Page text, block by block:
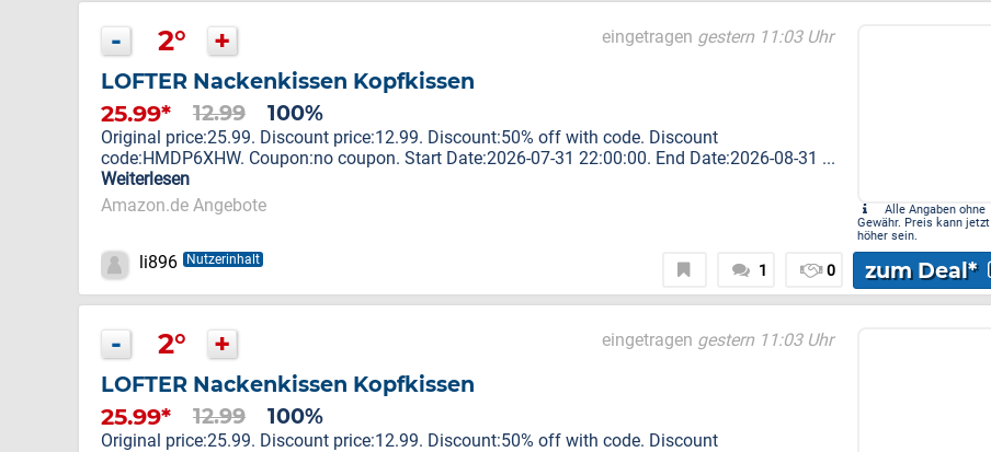
- 2° + eingetragen gestern 11:03 Uhr
LOFTER Nackenkissen Kopfkissen
25.99* 12.99 100%
Original price:25.99. Discount price:12.99. Discount:50% off with code. Discount
code:HMDP6XHW. Coupon:no coupon. Start Date:2026-07-31 22:00:00. End Date:2026-08-31 ...
Weiterlesen
Amazon.de Angebote
Alle Angaben ohne
Gewähr. Preis kann jetzt
höher sein.
li896 Nutzerinhalt
1 0 zum Deal*
- 2° + eingetragen gestern 11:03 Uhr
LOFTER Nackenkissen Kopfkissen
25.99* 12.99 100%
Original price:25.99. Discount price:12.99. Discount:50% off with code. Discount